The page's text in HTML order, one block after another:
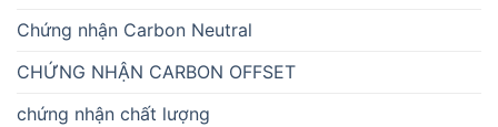
Chứng nhận Carbon Neutral
CHỨNG NHẬN CARBON OFFSET
chứng nhận chất lượng